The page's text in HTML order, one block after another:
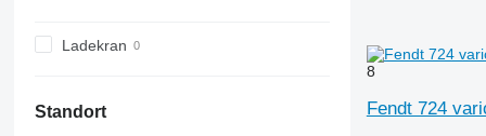
N-series
Ladekran
Standort
8
Fendt 724